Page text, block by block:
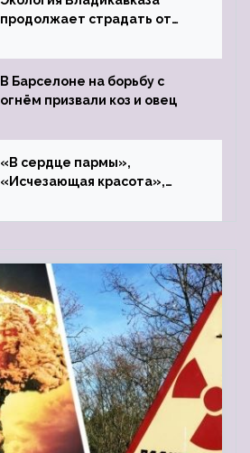
продолжает страдать от
В Барселоне на борьбу с
огнём призвали коз и овец
«В сердце пармы»,
«Исчезающая красота»,